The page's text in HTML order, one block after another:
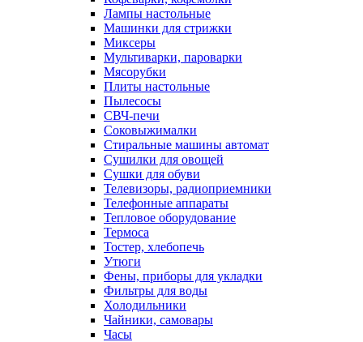
Лампы настольные
Машинки для стрижки
Миксеры
Мультиварки, пароварки
Мясорубки
Плиты настольные
Пылесосы
СВЧ-печи
Соковыжималки
Стиральные машины автомат
Сушилки для овощей
Сушки для обуви
Телевизоры, радиоприемники
Телефонные аппараты
Тепловое оборудование
Термоса
Тостер, хлебопечь
Утюги
Фены, приборы для укладки
Фильтры для воды
Холодильники
Чайники, самовары
Часы